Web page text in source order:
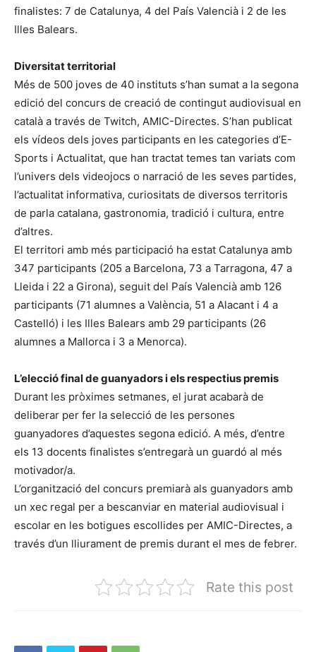
finalistes: 7 de Catalunya, 4 del País Valencià i 2 de les
Illes Balears.
Diversitat territorial
Més de 500 joves de 40 instituts s’han sumat a la segona
edició del concurs de creació de contingut audiovisual en
català a través de Twitch, AMIC-Directes. S’han publicat
els vídeos dels joves participants en les categories d’E-
Sports i Actualitat, que han tractat temes tan variats com
l’univers dels videojocs o narració de les seves partides,
l’actualitat informativa, curiositats de diversos territoris
de parla catalana, gastronomia, tradició i cultura, entre
d’altres.
El territori amb més participació ha estat Catalunya amb
347 participants (205 a Barcelona, 73 a Tarragona, 47 a
Lleida i 22 a Girona), seguit del País Valencià amb 126
participants (71 alumnes a València, 51 a Alacant i 4 a
Castelló) i les Illes Balears amb 29 participants (26
alumnes a Mallorca i 3 a Menorca).
L’elecció final de guanyadors i els respectius premis
Durant les pròximes setmanes, el jurat acabarà de
deliberar per fer la selecció de les persones
guanyadores d’aquestes segona edició. A més, d’entre
els 13 docents finalistes s’entregarà un guardó al més
motivador/a.
L’organització del concurs premiarà als guanyadors amb
un xec regal per a bescanviar en material audiovisual i
escolar en les botigues escollides per AMIC-Directes, a
través d’un lliurament de premis durant el mes de febrer.
Rate this post